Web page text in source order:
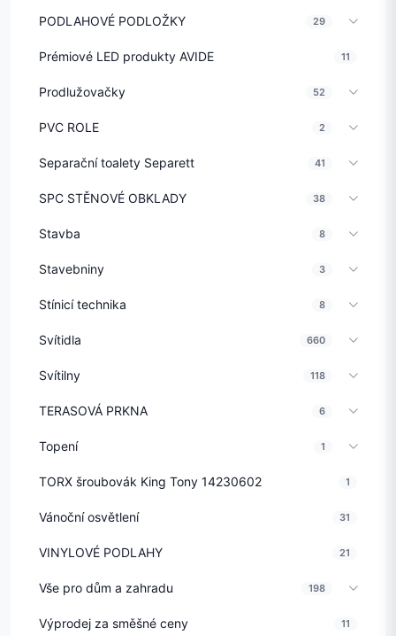
PODLAHOVÉ PODLOŽKY 29
Prémiové LED produkty AVIDE 11
Prodlužovačky 52
PVC ROLE 2
Separační toalety Separett 41
SPC STĚNOVÉ OBKLADY 38
Stavba 8
Stavebniny 3
Stínicí technika 8
Svítidla 660
Svítilny 118
TERASOVÁ PRKNA 6
Topení 1
TORX šroubovák King Tony 14230602 1
Vánoční osvětlení 31
VINYLOVÉ PODLAHY 21
Vše pro dům a zahradu 198
Výprodej za směšné ceny 11